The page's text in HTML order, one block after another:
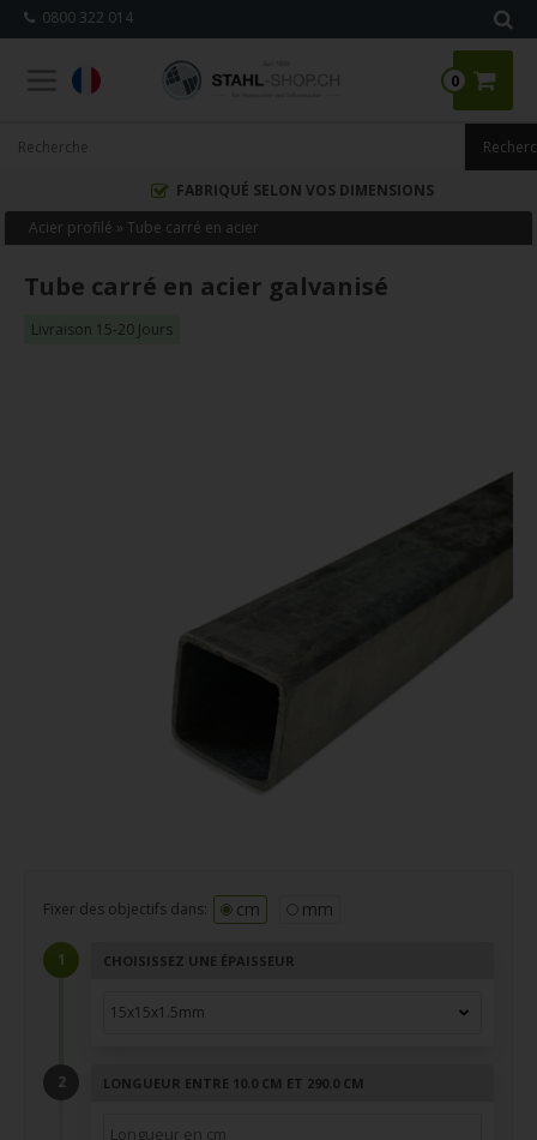
0800 322 014
0
FABRIQUÉ SELON VOS DIMENSIONS
Acier profilé »Tube carré en acier
Tube carré en acier galvanisé
Livraison 15-20 Jours
Fixer des objectifs dans: cm mm
CHOISISSEZ UNE ÉPAISSEUR
LONGUEUR ENTRE 10.0 CM ET 290.0 CM